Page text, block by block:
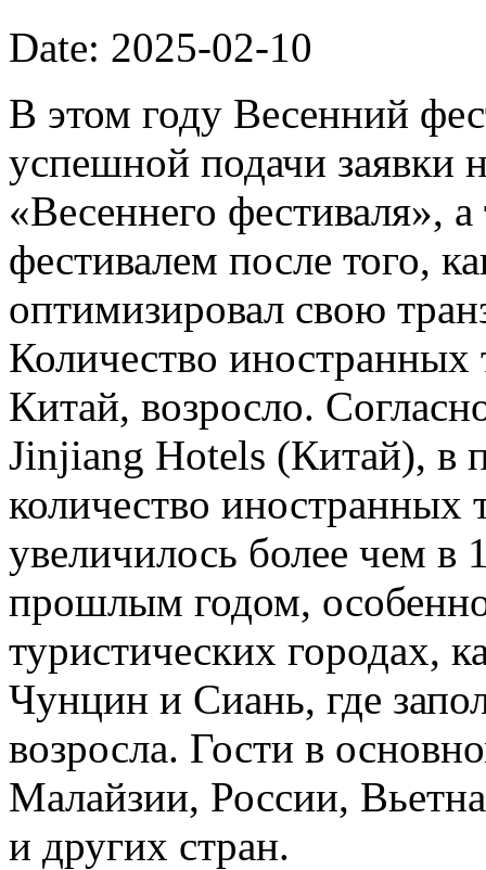
Date: 2025-02-10
В этом году Весенний
успешной подачи заявки
«Весеннего фестиваля»,
фестивалем после того,
оптимизировал свою
Количество
Китай, возросло.
Jinjiang Hotels (Китай), в
количество иностранных
увеличилось более чем в
прошлым годом,
туристических
Чунцин и Сиань, где
возросла. Гости в
Малайзии, России,
и других стран.